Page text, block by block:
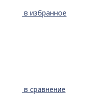
в избранное
в сравнение